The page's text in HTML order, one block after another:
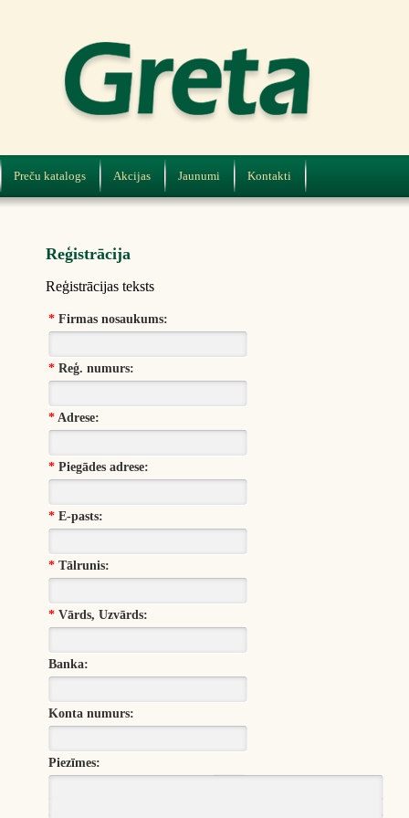
Preču katalogs Akcijas Jaunumi Kontakti
Reģistrācija
Reģistrācijas teksts
* Firmas nosaukums:
* Reģ. numurs:
* Adrese:
* Piegādes adrese:
* E-pasts:
* Tālrunis:
* Vārds, Uzvārds:
Banka:
Konta numurs:
Piezīmes: